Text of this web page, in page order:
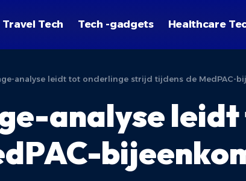
Travel Tech Tech -gadgets Healthcare
analyse leidt tot onderlinge strijd tijdens de MedPAC-
analyse